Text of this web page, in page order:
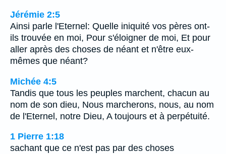
Jérémie 2:5
Ainsi parle l'Eternel: Quelle iniquité vos pères ont-
ils trouvée en moi, Pour s'éloigner de moi, Et pour
aller après des choses de néant et n'être eux-
mêmes que néant?
Michée 4:5
Tandis que tous les peuples marchent, chacun au
nom de son dieu, Nous marcherons, nous, au nom
de l'Eternel, notre Dieu, A toujours et à perpétuité.
1 Pierre 1:18
sachant que ce n'est pas par des choses